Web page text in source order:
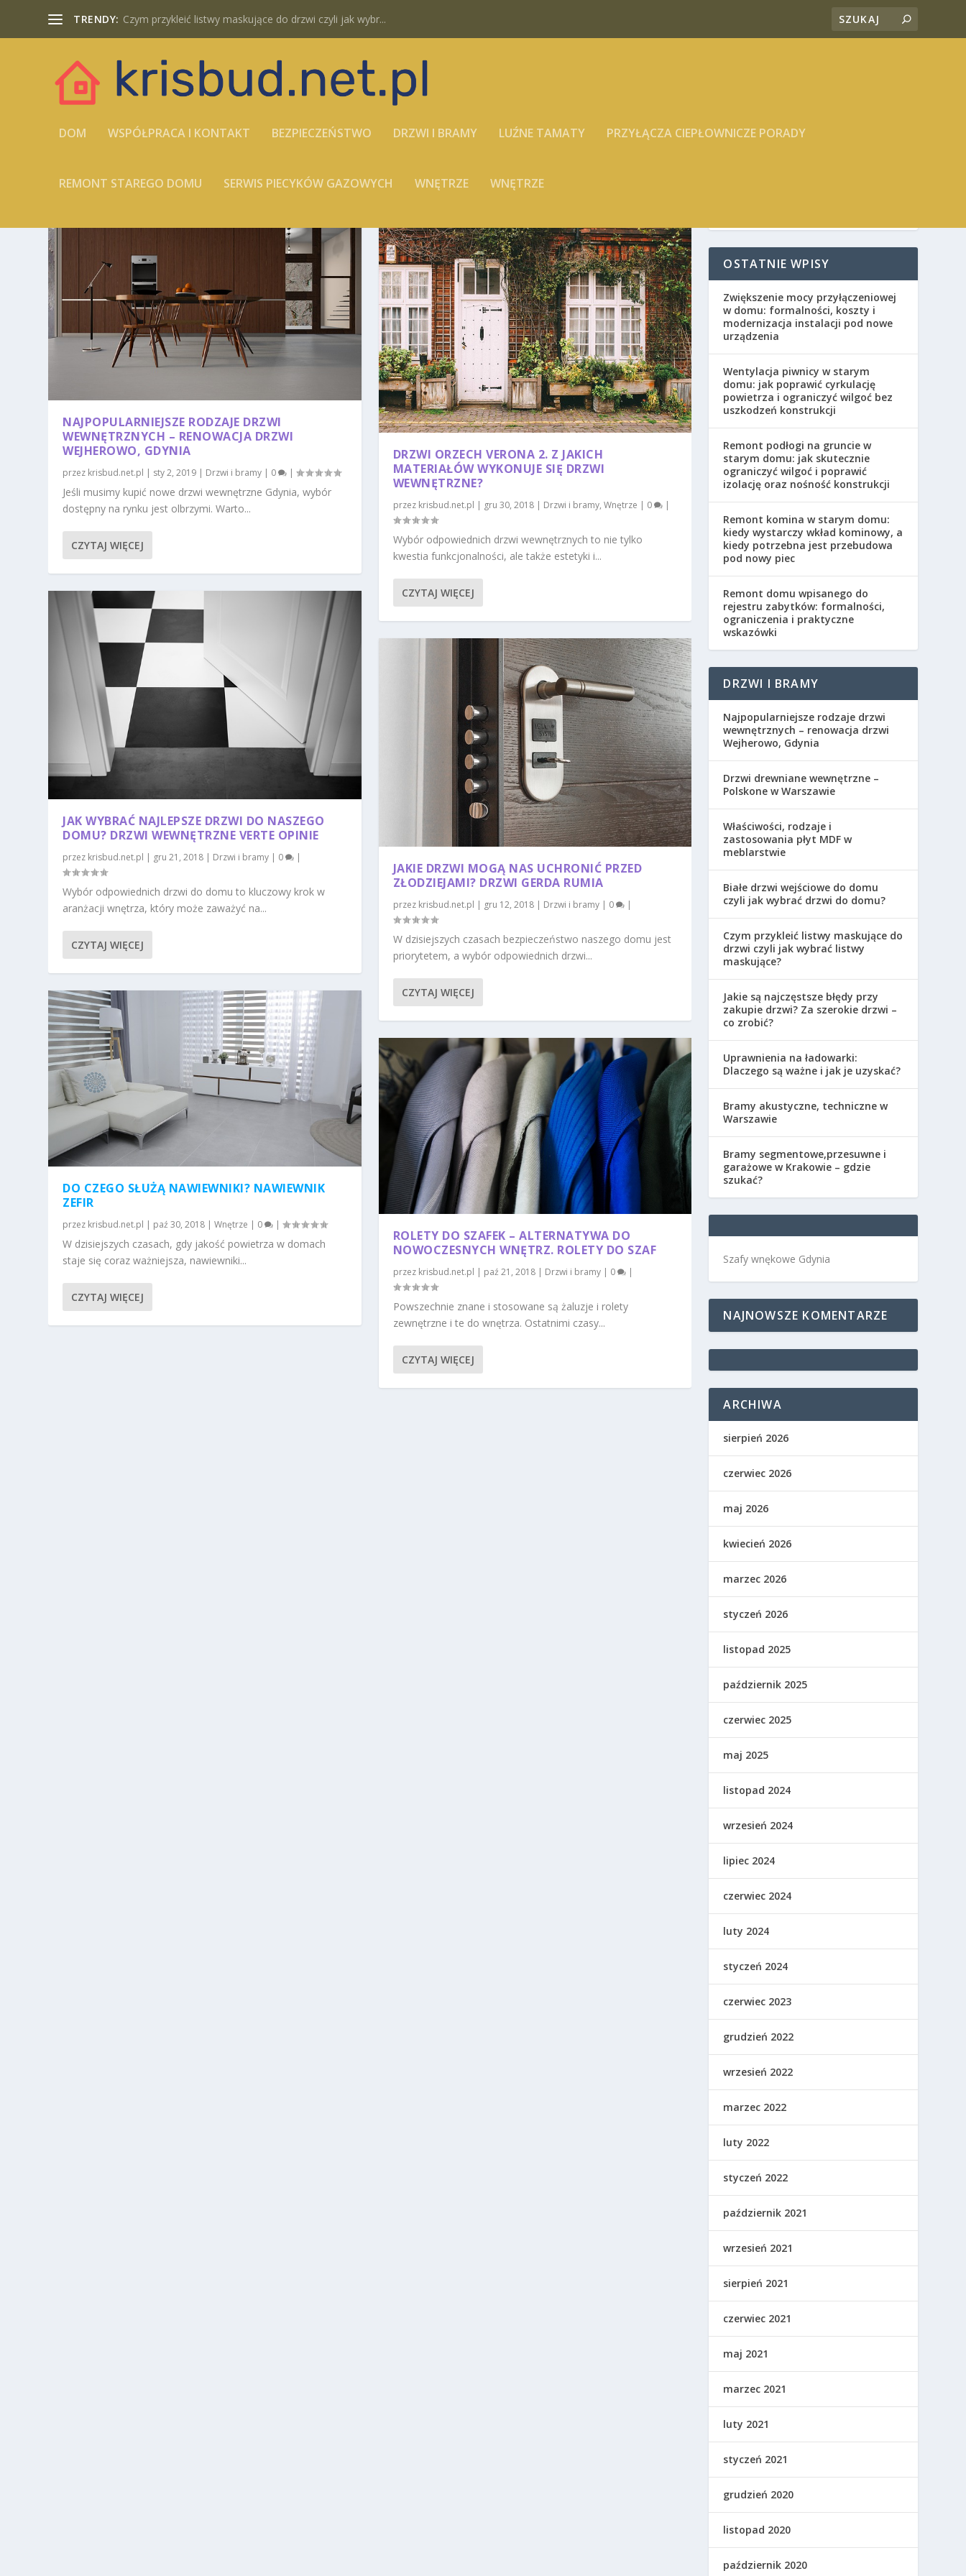
TRENDY: Czym przykleić listwy maskujące do drzwi czyli jak wybr...
DOM WSPÓŁPRACA I KONTAKT BEZPIECZEŃSTWO DRZWI I BRAMY LUŹNE TAMATY PRZYŁĄCZA CIEPŁOWNICZE PORADY
REMONT STAREGO DOMU SERWIS PIECYKÓW GAZOWYCH WNĘTRZE WNĘTRZE
NAJPOPULARNIEJSZE RODZAJE DRZWI
WEWNĘTRZNYCH – RENOWACJA DRZWI
WEJHEROWO, GDYNIA
przez krisbud.net.pl | sty 2, 2019 | Drzwi i bramy | 0 |
Jeśli musimy kupić nowe drzwi wewnętrzne Gdynia, wybór
dostępny na rynku jest olbrzymi. Warto...
CZYTAJ WIĘCEJ
JAK WYBRAĆ NAJLEPSZE DRZWI DO NASZEGO
DOMU? DRZWI WEWNĘTRZNE VERTE OPINIE
przez krisbud.net.pl | gru 21, 2018 | Drzwi i bramy | 0 |
Wybór odpowiednich drzwi do domu to kluczowy krok w
aranżacji wnętrza, który może zaważyć na...
CZYTAJ WIĘCEJ
DO CZEGO SŁUŻĄ NAWIEWNIKI? NAWIEWNIK
ZEFIR
przez krisbud.net.pl | paź 30, 2018 |Wnętrze | 0 |
W dzisiejszych czasach, gdy jakość powietrza w domach
staje się coraz ważniejsza, nawiewniki...
CZYTAJ WIĘCEJ
DRZWI ORZECH VERONA 2. Z JAKICH
MATERIAŁÓW WYKONUJE SIĘ DRZWI
WEWNĘTRZNE?
przez krisbud.net.pl | gru 30, 2018| Drzwi i bramy, Wnętrze | 0 |
Wybór odpowiednich drzwi wewnętrznych to nie tylko
kwestia funkcjonalności, ale także estetyki i...
CZYTAJ WIĘCEJ
JAKIE DRZWI MOGĄ NAS UCHRONIĆ PRZED
ZŁODZIEJAMI? DRZWI GERDA RUMIA
przez krisbud.net.pl | gru 12, 2018| Drzwi i bramy| 0 |
W dzisiejszych czasach bezpieczeństwo naszego domu jest
priorytetem, a wybór odpowiednich drzwi...
CZYTAJ WIĘCEJ
ROLETY DO SZAFEK – ALTERNATYWA DO
NOWOCZESNYCH WNĘTRZ. ROLETY DO SZAF
przez krisbud.net.pl | paź 21, 2018| Drzwi i bramy| 0 |
Powszechnie znane i stosowane są żaluzje i rolety
zewnętrzne i te do wnętrza. Ostatnimi czasy...
CZYTAJ WIĘCEJ
OSTATNIE WPISY
Zwiększenie mocy przyłączeniowej
w domu: formalności, koszty i
modernizacja instalacji pod nowe
urządzenia
Wentylacja piwnicy w starym
domu: jak poprawić cyrkulację
powietrza i ograniczyć wilgoć bez
uszkodzeń konstrukcji
Remont podłogi na gruncie w
starym domu: jak skutecznie
ograniczyć wilgoć i poprawić
izolację oraz nośność konstrukcji
Remont komina w starym domu:
kiedy wystarczy wkład kominowy, a
kiedy potrzebna jest przebudowa
pod nowy piec
Remont domu wpisanego do
rejestru zabytków: formalności,
ograniczenia i praktyczne
wskazówki
DRZWI I BRAMY
Najpopularniejsze rodzaje drzwi
wewnętrznych – renowacja drzwi
Wejherowo, Gdynia
Drzwi drewniane wewnętrzne –
Polskone w Warszawie
Właściwości, rodzaje i
zastosowania płyt MDF w
meblarstwie
Białe drzwi wejściowe do domu
czyli jak wybrać drzwi do domu?
Czym przykleić listwy maskujące do
drzwi czyli jak wybrać listwy
maskujące?
Jakie są najczęstsze błędy przy
zakupie drzwi? Za szerokie drzwi –
co zrobić?
Uprawnienia na ładowarki:
Dlaczego są ważne i jak je uzyskać?
Bramy akustyczne, techniczne w
Warszawie
Bramy segmentowe,przesuwne i
garażowe w Krakowie – gdzie
szukać?
Szafy wnękowe Gdynia
NAJNOWSZE KOMENTARZE
ARCHIWA
sierpień 2026
czerwiec 2026
maj 2026
kwiecień 2026
marzec 2026
styczeń 2026
listopad 2025
październik 2025
czerwiec 2025
maj 2025
listopad 2024
wrzesień 2024
lipiec 2024
czerwiec 2024
luty 2024
styczeń 2024
czerwiec 2023
grudzień 2022
wrzesień 2022
marzec 2022
luty 2022
styczeń 2022
październik 2021
wrzesień 2021
sierpień 2021
czerwiec 2021
maj 2021
marzec 2021
luty 2021
styczeń 2021
grudzień 2020
listopad 2020
październik 2020